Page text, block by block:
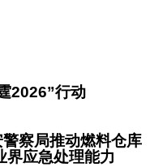
2026”行动
察局推动燃料仓库
界应急处理能力